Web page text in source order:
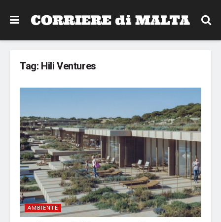
Tag: Hili Ventures
AMBIENTE